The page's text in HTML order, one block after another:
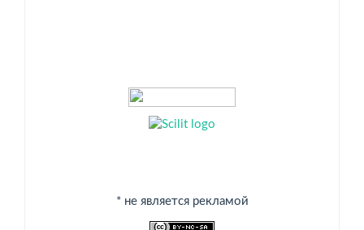
* не является рекламой